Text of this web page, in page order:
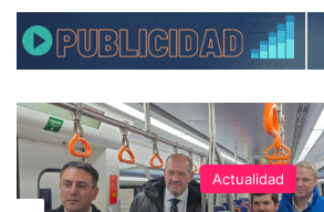
Actualidad